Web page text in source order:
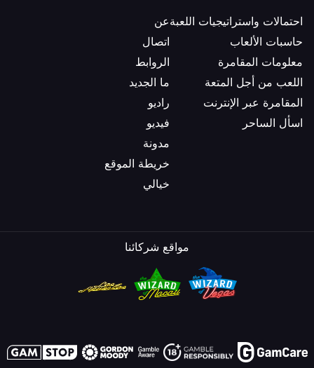
احتمالات واستراتيجيات اللعبة
حاسبات الألعاب
معلومات المقامرة
اللعب من أجل المتعة
المقامرة عبر الإنترنت
اسأل الساحر
عن
اتصال
الروابط
ما الجديد
راديو
فيديو
مدونة
خريطة الموقع
خيالي
مواقع شركائنا